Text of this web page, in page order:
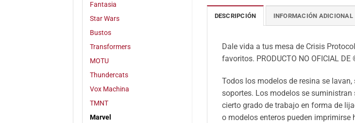
Fantasia
Star Wars
Bustos
Transformers
MOTU
Thundercats
Vox Machina
TMNT
Marvel
DESCRIPCIÓN INFORMACIÓN ADICIONAL
Dale vida a tus mesa de Crisis
favoritos. PRODUCTO NO OFICIAL
Todos los modelos de resina se
soportes. Los modelos se
cierto grado de trabajo en forma de
o modelos enteros pueden imprimirse